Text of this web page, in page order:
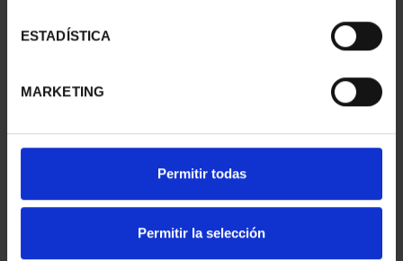
ESTADÍSTICA
MARKETING
Permitir todas
Permitir la selección
MINT MUSEUM'S JEWELS
€140.00